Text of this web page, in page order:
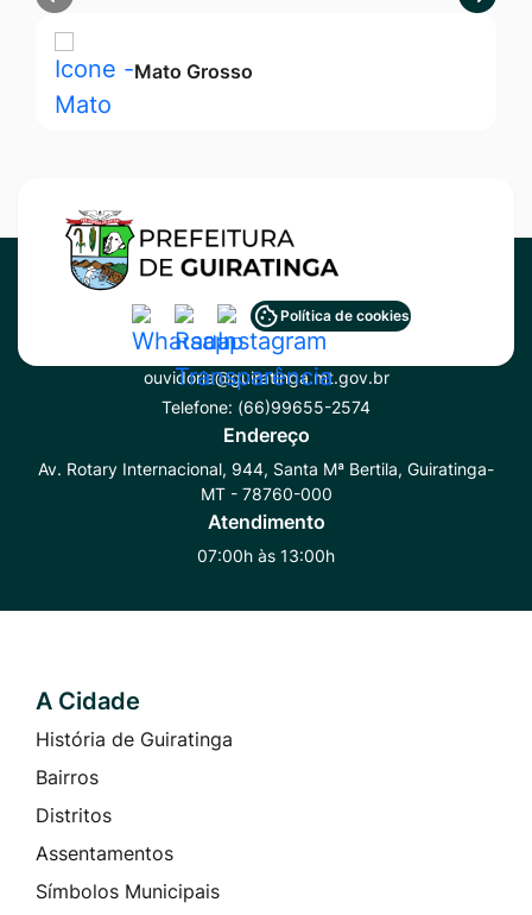
Mato Grosso
Acessar
a
Rede
Whatsapp
Acessar
a
Rede
Social
Radar
Transparência
Acessar
a
Rede
Social
Instagram
Política de cookies
Contato
ouvidoria@guiratinga.mt.gov.br
Telefone: (66)99655-2574
Endereço
Av. Rotary Internacional, 944, Santa Mª Bertila, Guiratinga-
MT - 78760-000
Atendimento
07:00h às 13:00h
Seção do Rodapé e Contato
A Cidade
História de Guiratinga
Bairros
Distritos
Assentamentos
Símbolos Municipais